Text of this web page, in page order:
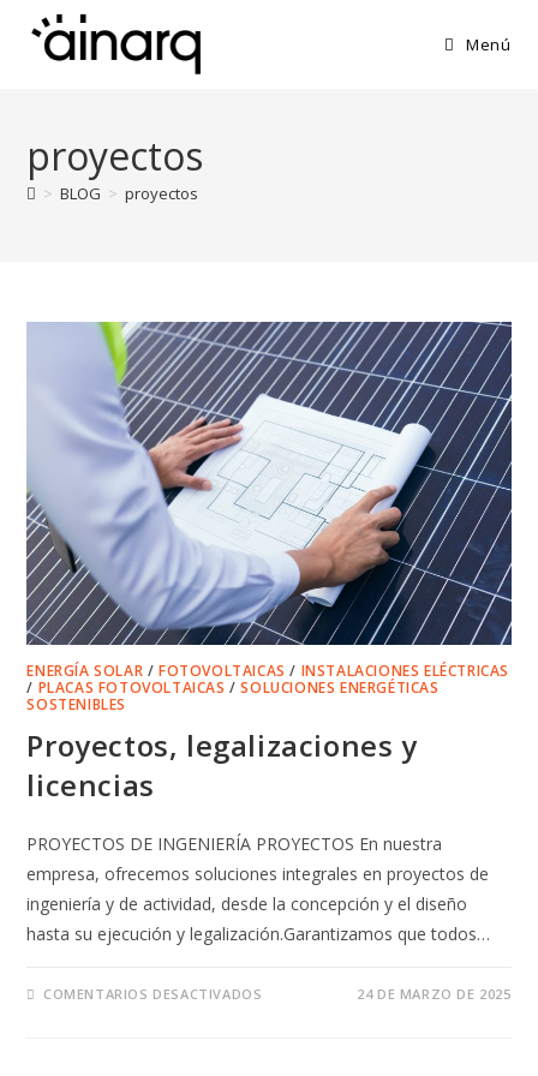
Menú
proyectos
> BLOG > proyectos
ENERGÍA SOLAR /FOTOVOLTAICAS / INSTALACIONES ELÉCTRICAS
/ PLACAS FOTOVOLTAICAS /SOLUCIONES ENERGÉTICAS
SOSTENIBLES
Proyectos, legalizaciones y
licencias
PROYECTOS DE INGENIERÍA PROYECTOS En nuestra
empresa, ofrecemos soluciones integrales en proyectos de
ingeniería y de actividad, desde la concepción y el diseño
hasta su ejecución y legalización.Garantizamos que todos…
COMENTARIOS DESACTIVADOS 24 DE MARZO DE 2025